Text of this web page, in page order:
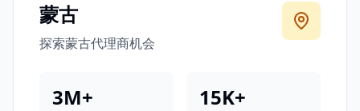
蒙古
探索蒙古代理商机会
3M+ 15K+